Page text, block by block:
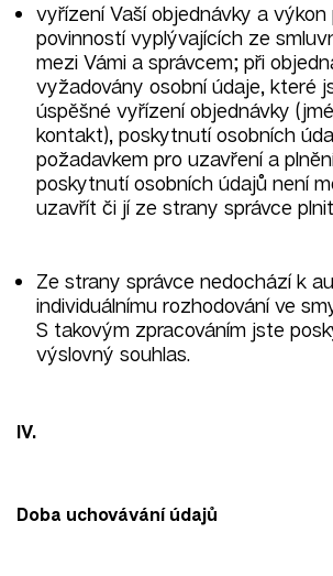
vyřízení Vaší objednávky a výkon
povinností vyplývajících ze
mezi Vámi a správcem; při
vyžadovány osobní údaje, které
úspěšné vyřízení objednávky
kontakt), poskytnutí osobních
požadavkem pro uzavření a
poskytnutí osobních údajů není
uzavřít či jí ze strany správce plnit
Ze strany správce nedochází k
individuálnímu rozhodování ve
S takovým zpracováním jste
výslovný souhlas.
IV.
Doba uchovávání údajů